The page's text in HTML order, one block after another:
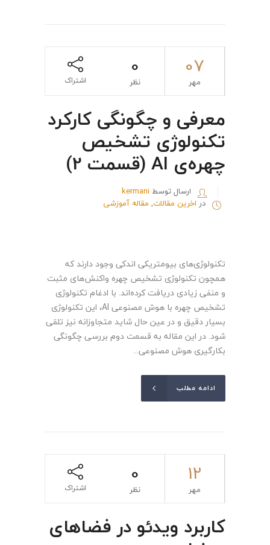
07
مهر
0
نظر اشتراک
معرفی و چگونگی کارکرد
تکنولوژی تشخیص
چهره‌ی AI (قسمت 2)
ارسال توسط kermani
در اخرین مقالات, مقاله آموزشی
تکنولوژی‌های بیومتریکی اندکی وجود دارند که
همچون تکنولوژی تشخیص چهره واکنش‌های مثبت
و منفی زیادی دریافت کرده‌اند. با ادغام تکنولوژی
تشخیص چهره با هوش مصنوعی AI، این تکنولوژی
بسیار دقیق و در عین حال شاید متجاوزانه نیز تلقی
شود. در این مقاله به قسمت دوم بررسی چگونگی
بکارگیری هوش مصنوعی...
ادامه مطلب
12
مهر
0
نظر اشتراک
کاربرد ویدئو در فضاهای